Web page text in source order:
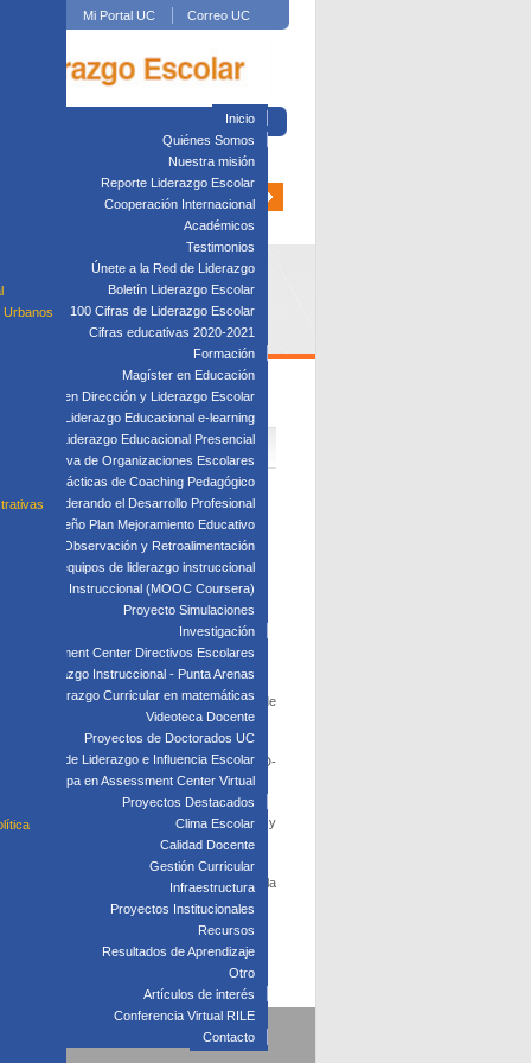
Mi Portal UC Correo UC
Urbanos
Inicio
Quiénes Somos
Nuestra misión
Reporte Liderazgo Escolar
Cooperación Internacional
Académicos
Testimonios
Únete a la Red de Liderazgo
Boletín Liderazgo Escolar
100 Cifras de Liderazgo Escolar
Cifras educativas 2020-2021
Formación
Magíster en Educación
Diplomado en Dirección y Liderazgo Escolar
en Liderazgo Educacional e-learning
en Liderazgo Educacional Presencial
Directiva de Organizaciones Escolares
Taller: Prácticas de Coaching Pedagógico
Taller: Liderando el Desarrollo Profesional
Taller: Diseño Plan Mejoramiento Educativo
Observación y Retroalimentación
para equipos de liderazgo instruccional
Liderazgo Instruccional (MOOC Coursera)
Proyecto Simulaciones
Investigación
Assessment Center Directivos Escolares
de Liderazgo Instruccional - Punta Arenas
Liderazgo Curricular en matemáticas
Videoteca Docente
Proyectos de Doctorados UC
Laboratorio de Liderazgo e Influencia Escolar
Participa en Assessment Center Virtual
Proyectos Destacados
Clima Escolar
Calidad Docente
Gestión Curricular
Infraestructura
Proyectos Institucionales
Recursos
Resultados de Aprendizaje
Otro
Artículos de interés
Conferencia Virtual RILE
Contacto
4 AL 6 DE ENERO
, espacio de encuentro e intercambio de
y liderazgo educacional.
, debido a la emergencia sanitaria por el COVID-
interesados e interesadas.
. Esta instancia pretende describir y
hasta el viernes 30 de octubre.
días se realizarán más anuncios sobre la